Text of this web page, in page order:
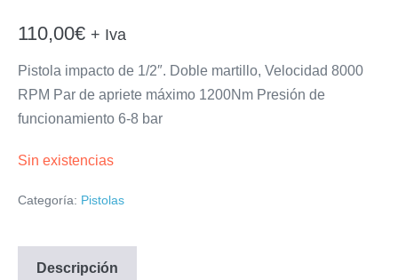
110,00€ + Iva
Pistola impacto de 1/2″. Doble martillo, Velocidad 8000
RPM Par de apriete máximo 1200Nm Presión de
funcionamiento 6-8 bar
Sin existencias
Categoría: Pistolas
Descripción